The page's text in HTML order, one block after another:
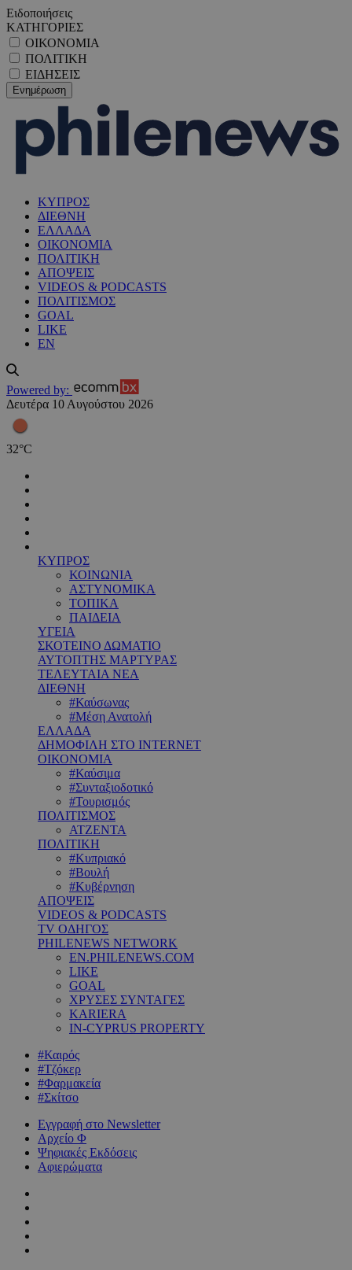
Ειδοποιήσεις
ΚΑΤΗΓΟΡΙΕΣ
ΟΙΚΟΝΟΜΙΑ
ΠΟΛΙΤΙΚΗ
ΕΙΔΗΣΕΙΣ
ΚΥΠΡΟΣ
ΔΙΕΘΝΗ
ΕΛΛΑΔΑ
ΟΙΚΟΝΟΜΙΑ
ΠΟΛΙΤΙΚΗ
ΑΠΟΨΕΙΣ
VIDEOS & PODCASTS
ΠΟΛΙΤΙΣΜΟΣ
GOAL
LIKE
EN
Powered by:
Δευτέρα 10 Αυγούστου 2026
32°C
ΚΥΠΡΟΣ
ΚΟΙΝΩΝΙΑ
ΑΣΤΥΝΟΜΙΚΑ
ΤΟΠΙΚΑ
ΠΑΙΔΕΙΑ
ΥΓΕΙΑ
ΣΚΟΤΕΙΝΟ ΔΩΜΑΤΙΟ
ΑΥΤΟΠΤΗΣ ΜΑΡΤΥΡΑΣ
ΤΕΛΕΥΤΑΙΑ ΝΕΑ
ΔΙΕΘΝΗ
#Καύσωνας
#Μέση Ανατολή
ΕΛΛΑΔΑ
ΔΗΜΟΦΙΛΗ ΣΤΟ INTERNET
ΟΙΚΟΝΟΜΙΑ
#Καύσιμα
#Συνταξιοδοτικό
#Τουρισμός
ΠΟΛΙΤΙΣΜΟΣ
ΑΤΖΕΝΤΑ
ΠΟΛΙΤΙΚΗ
#Κυπριακό
#Βουλή
#Κυβέρνηση
ΑΠΟΨΕΙΣ
VIDEOS & PODCASTS
TV ΟΔΗΓΟΣ
PHILENEWS NETWORK
EN.PHILENEWS.COM
LIKE
GOAL
ΧΡΥΣΕΣ ΣΥΝΤΑΓΕΣ
KARIERA
IN-CYPRUS PROPERTY
#Καιρός
#Τζόκερ
#Φαρμακεία
#Σκίτσο
Εγγραφή στο Newsletter
Αρχείο Φ
Ψηφιακές Εκδόσεις
Αφιερώματα